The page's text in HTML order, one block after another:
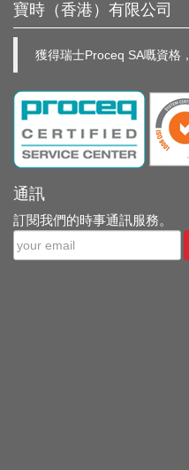
寶時（香港）有限公司
獲得瑞士Proceq SA嘅資格，
通訊
訂閱我們的時事通訊服務。